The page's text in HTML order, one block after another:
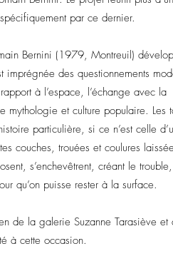
par ce dernier.
Bernini (1979, Montreuil)
des questionnements
à l’espace, l’échange avec la
mythologie et culture populaire. Les
particulière, si ce n’est celle
couches, trouées et coulures
s’enchevêtrent, créant le
qu’on puisse rester à la surface.
de la galerie Suzanne Tarasiève et
à cette occasion.